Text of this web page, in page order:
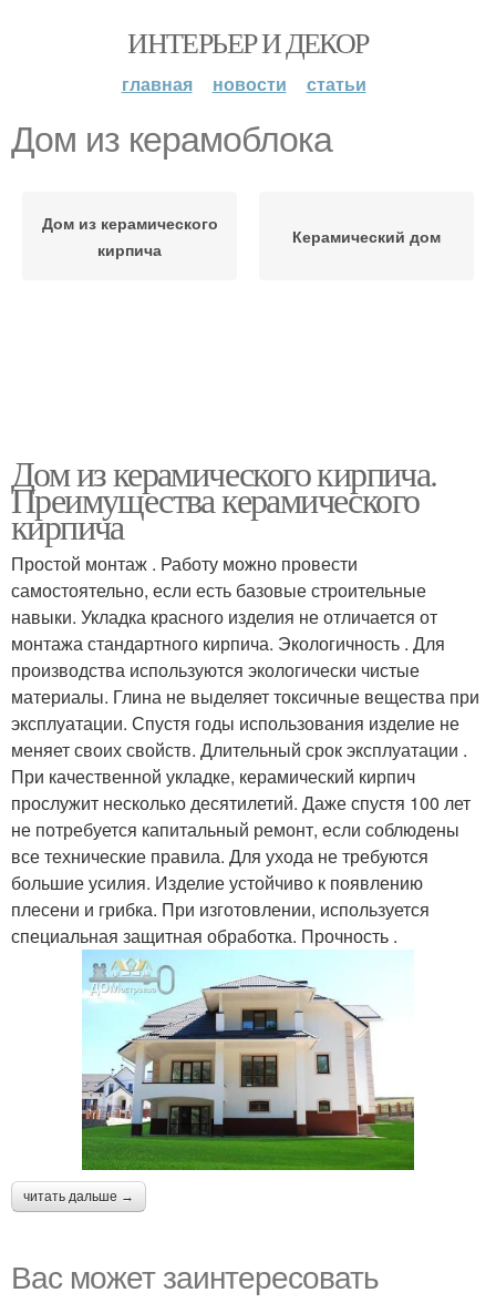
ИНТЕРЬЕР И ДЕКОР
главная новости статьи
Дом из керамоблока
Дом из керамического
кирпича
Керамический дом
Дом из керамического кирпича.
Преимущества керамического
кирпича
Простой монтаж . Работу можно провести
самостоятельно, если есть базовые строительные
навыки. Укладка красного изделия не отличается от
монтажа стандартного кирпича. Экологичность . Для
производства используются экологически чистые
материалы. Глина не выделяет токсичные вещества при
эксплуатации. Спустя годы использования изделие не
меняет своих свойств. Длительный срок эксплуатации .
При качественной укладке, керамический кирпич
прослужит несколько десятилетий. Даже спустя 100 лет
не потребуется капитальный ремонт, если соблюдены
все технические правила. Для ухода не требуются
большие усилия. Изделие устойчиво к появлению
плесени и грибка. При изготовлении, используется
специальная защитная обработка. Прочность .
читать дальше →
Вас может заинтересовать